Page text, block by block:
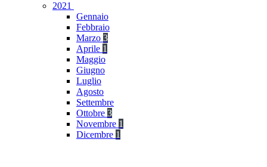
2021
Gennaio
Febbraio
Marzo 3
Aprile 1
Maggio
Giugno
Luglio
Agosto
Settembre
Ottobre 3
Novembre 1
Dicembre 1